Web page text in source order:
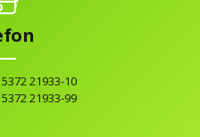
21933-10
21933-99